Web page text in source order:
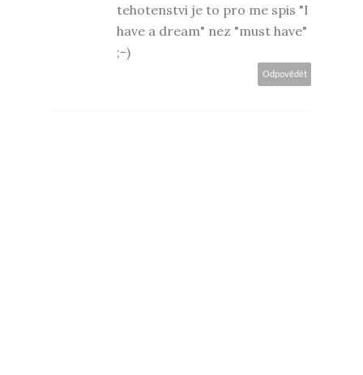
tehotenstvi je to pro me spis "I
have a dream" nez "must have"
;-)
Odpovědět